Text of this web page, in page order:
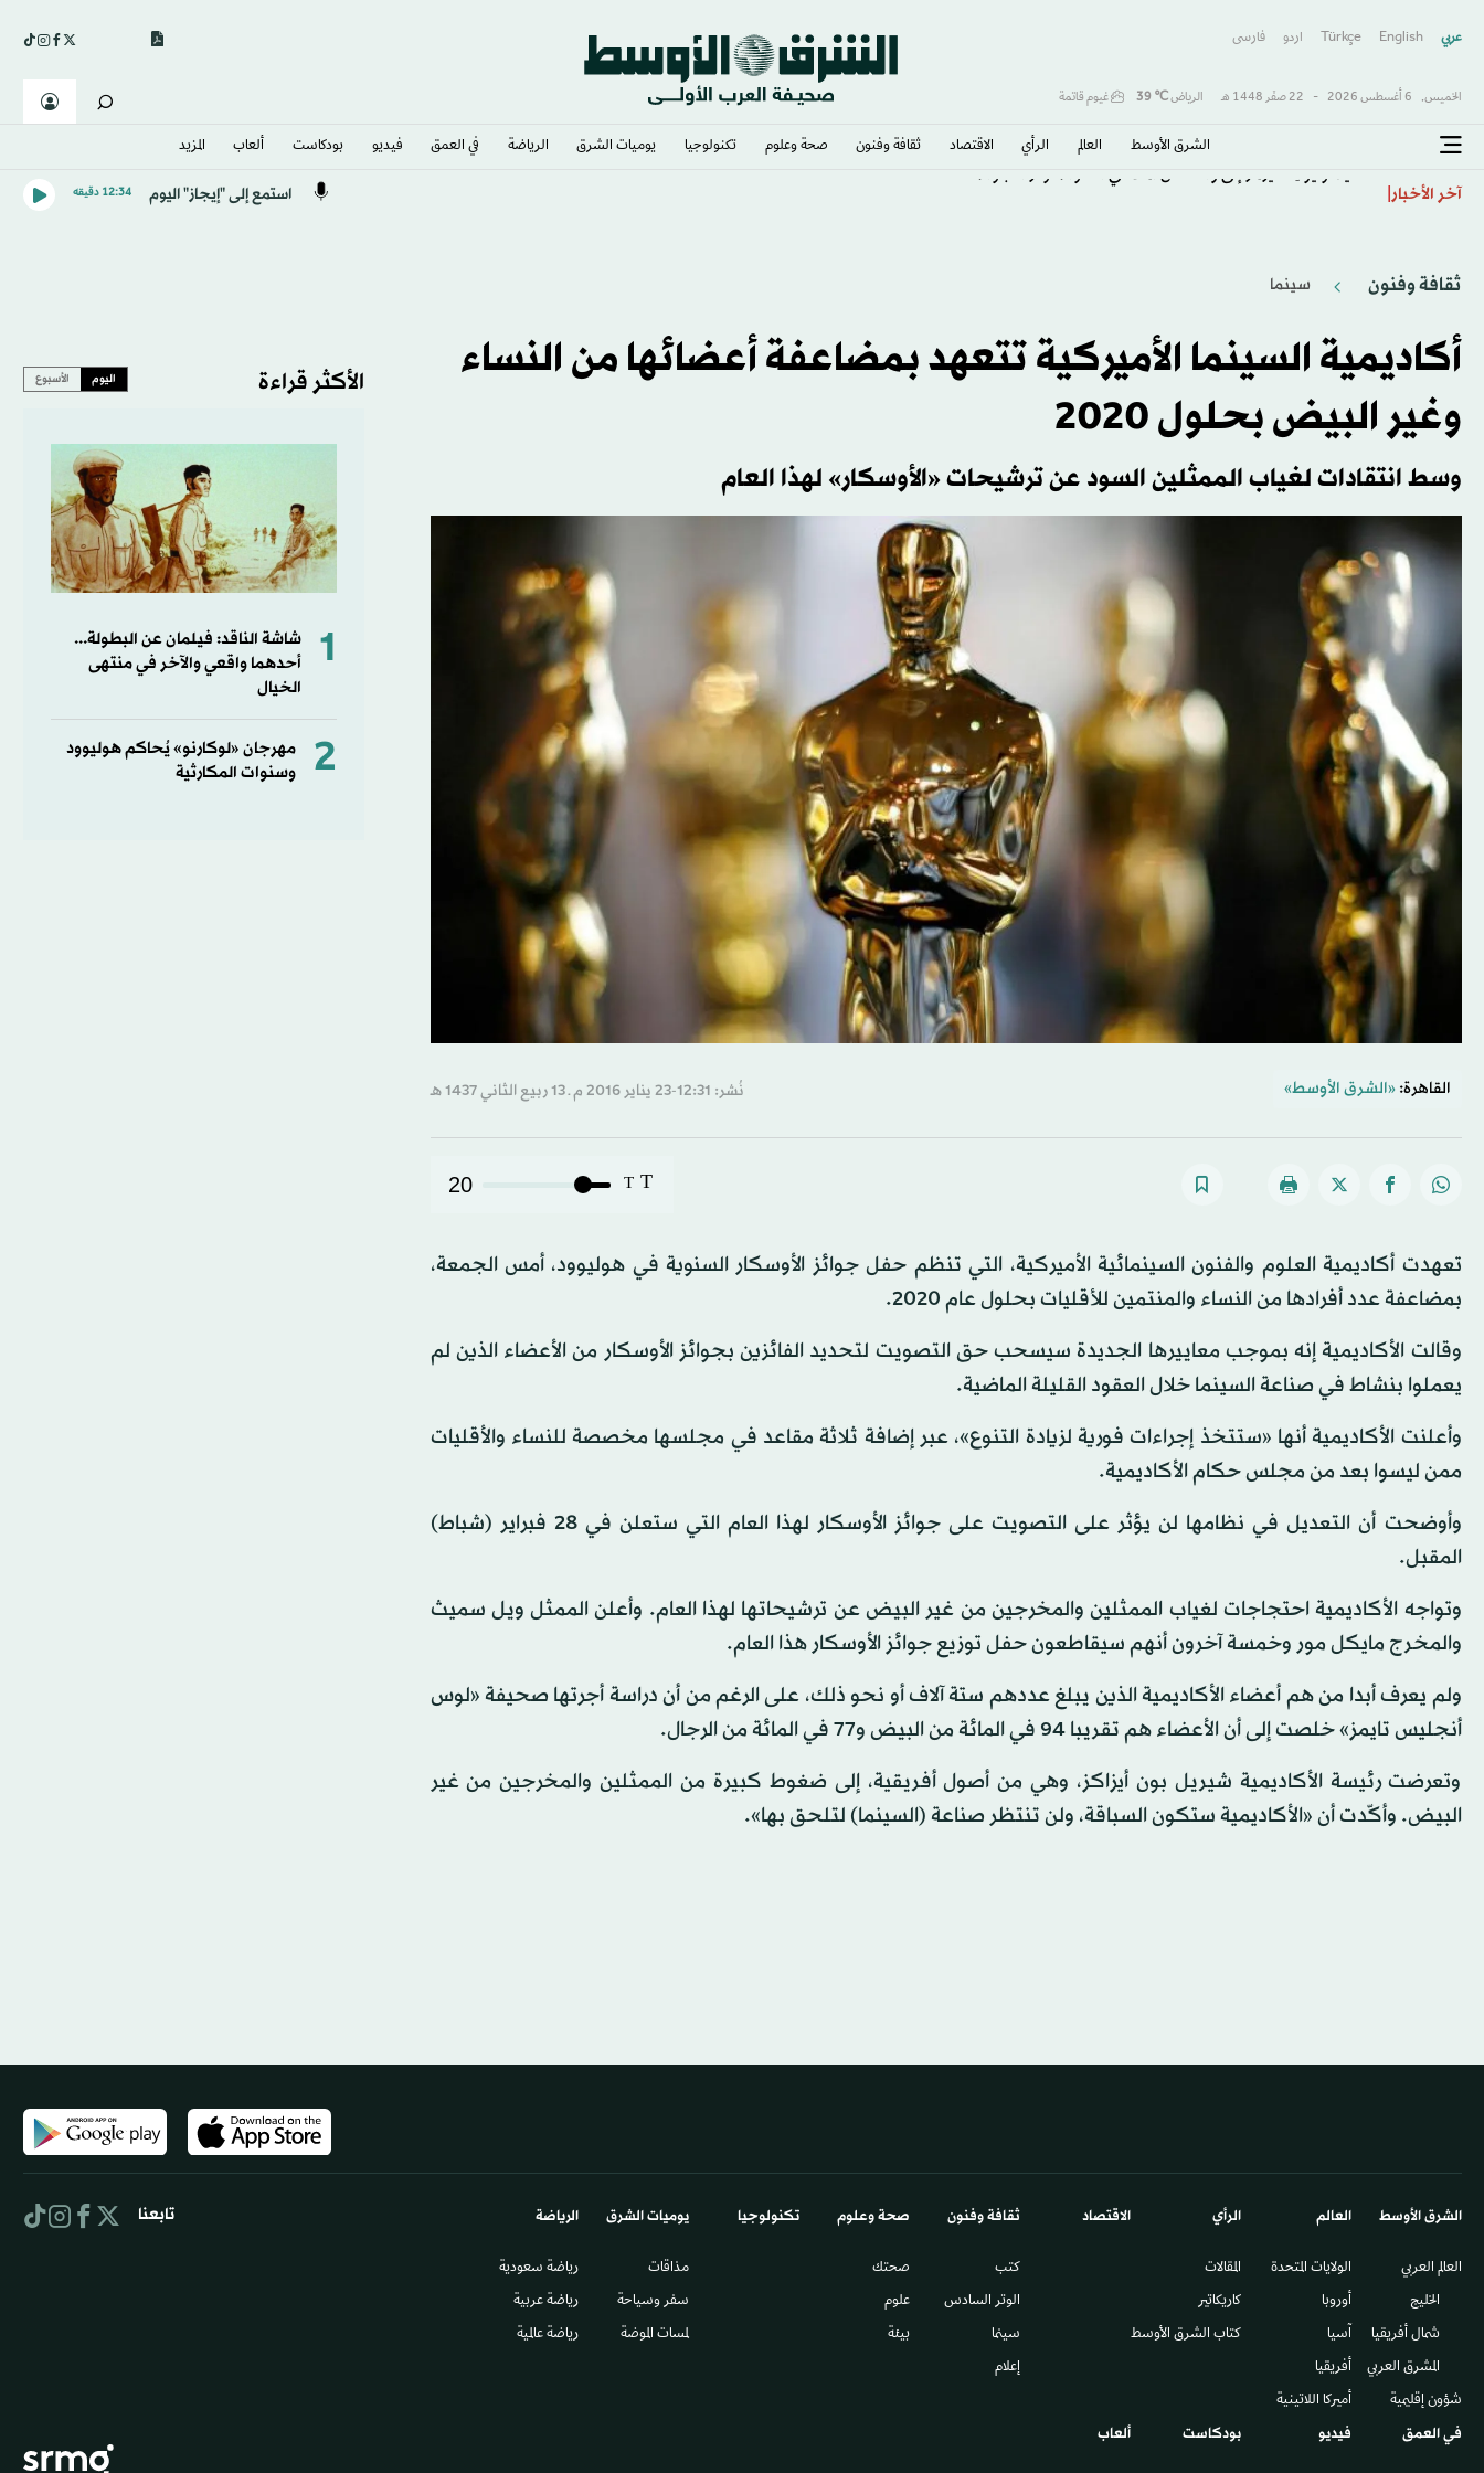
عربي English
Türkçe اردو فارسى
الخميس, 6 أغسطس 2026 - 22 صفَر 1448 هـ الرياض℃
39 غيوم قاتمة
الشرق الأوسط​ العالم الرأي الاقتصاد ثقافة وفنون صحة وعلوم تكنولوجيا يوميات الشرق​ الرياضة في العمق فيديو بودكاست ألعاب المزيد
آخر الأخبار نتنياهو يوفِد ديرمر إلى واشنطن أملاً في احتواء توتر الأجواء استمع إلى "إيجاز" اليوم 12:34 دقيقه
ثقافة وفنون سينما
أكاديمية السينما الأميركية تتعهد بمضاعفة أعضائها من النساء
وغير البيض بحلول 2020
وسط انتقادات لغياب الممثلين السود عن ترشيحات «الأوسكار» لهذا العام
القاهرة: «الشرق الأوسط» نُشر: 12:31-23 يناير 2016 م ـ 13 ربيع الثاني 1437 هـ
T
T
20
تعهدت أكاديمية العلوم والفنون السينمائية الأميركية، التي تنظم حفل جوائز الأوسكار السنوية في هوليوود، أمس الجمعة،
بمضاعفة عدد أفرادها من النساء والمنتمين للأقليات بحلول عام 2020.
وقالت الأكاديمية إنه بموجب معاييرها الجديدة سيسحب حق التصويت لتحديد الفائزين بجوائز الأوسكار من الأعضاء الذين لم
يعملوا بنشاط في صناعة السينما خلال العقود القليلة الماضية.
وأعلنت الأكاديمية أنها «ستتخذ إجراءات فورية لزيادة التنوع»، عبر إضافة ثلاثة مقاعد في مجلسها مخصصة للنساء والأقليات
ممن ليسوا بعد من مجلس حكام الأكاديمية.
وأوضحت أن التعديل في نظامها لن يؤثر على التصويت على جوائز الأوسكار لهذا العام التي ستعلن في 28 فبراير (شباط)
المقبل.
وتواجه الأكاديمية احتجاجات لغياب الممثلين والمخرجين من غير البيض عن ترشيحاتها لهذا العام. وأعلن الممثل ويل سميث
والمخرج مايكل مور وخمسة آخرون أنهم سيقاطعون حفل توزيع جوائز الأوسكار هذا العام.
ولم يعرف أبدا من هم أعضاء الأكاديمية الذين يبلغ عددهم ستة آلاف أو نحو ذلك، على الرغم من أن دراسة أجرتها صحيفة «لوس
أنجليس تايمز» خلصت إلى أن الأعضاء هم تقريبا 94 في المائة من البيض و77 في المائة من الرجال.
وتعرضت رئيسة الأكاديمية شيريل بون أيزاكز، وهي من أصول أفريقية، إلى ضغوط كبيرة من الممثلين والمخرجين من غير
البيض. وأكّدت أن «الأكاديمية ستكون السباقة، ولن تنتظر صناعة (السينما) لتلحق بها».
الأكثر قراءة اليوم الأسبوع
1
شاشة الناقد: فيلمان عن البطولة...
أحدهما واقعي والآخر في منتهى
الخيال
2
مهرجان «لوكارنو» يُحاكم هوليوود
وسنوات المكارثية
الشرق الأوسط​
العالم العربي
الخليج
شمال أفريقيا
المشرق العربي
شؤون إقليمية
العالم
الولايات المتحدة
أوروبا
آسيا
أفريقيا
أميركا اللاتينية
الرأي
المقالات
كاريكاتير
كتاب الشرق الأوسط
الاقتصاد ثقافة وفنون
كتب
الوتر السادس​
سينما
إعلام
صحة وعلوم
صحتك
علوم
بيئة
تكنولوجيا يوميات الشرق​
مذاقات
سفر وسياحة
لمسات الموضة
الرياضة
رياضة سعودية
رياضة عربية
رياضة عالمية
في العمق فيديو بودكاست ألعاب
تابعنا